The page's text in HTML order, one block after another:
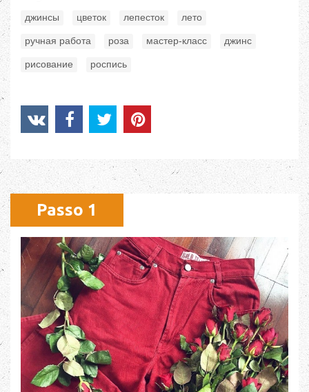
джинсы цветок лепесток лето
ручная работа роза мастер-класс джинс
рисование роспись
Passo 1